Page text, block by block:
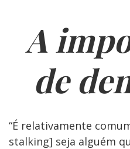
A
de
“É relativamente
stalking] seja alguém